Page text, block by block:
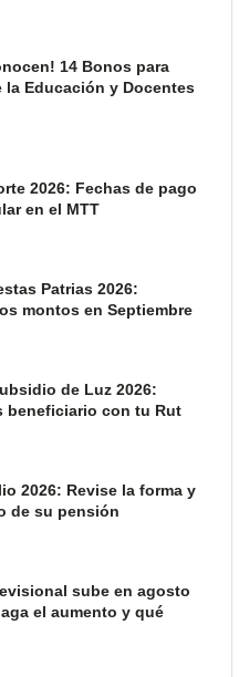
14 Bonos para
la Educación y Docentes
2026: Fechas de pago
en el MTT
Patrias 2026:
montos en Septiembre
de Luz 2026:
beneficiario con tu Rut
2026: Revise la forma y
de su pensión
sube en agosto
el aumento y qué